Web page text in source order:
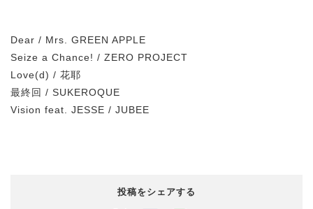
Dear / Mrs. GREEN APPLE
Seize a Chance! / ZERO PROJECT
Love(d) / 花耶
最終回 / SUKEROQUE
Vision feat. JESSE / JUBEE
投稿をシェアする